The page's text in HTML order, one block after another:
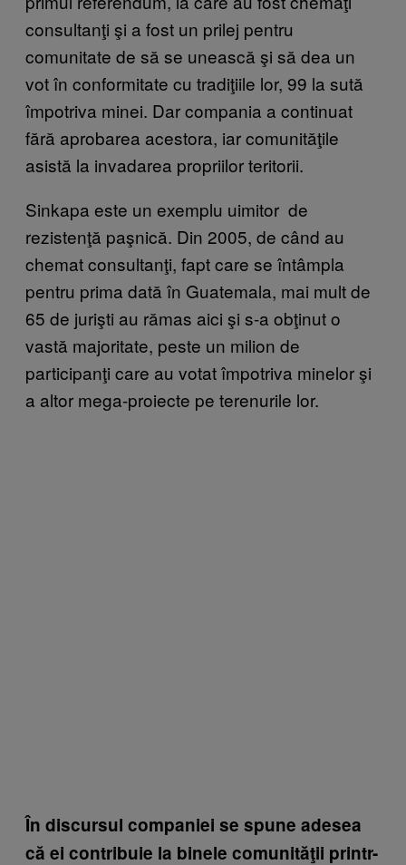
consultanţi şi a fost un prilej pentru
comunitate de să se unească şi să dea un
vot în conformitate cu tradiţiile lor, 99 la sută
împotriva minei. Dar compania a continuat
fără aprobarea acestora, iar comunităţile
asistă la invadarea propriilor teritorii.
Sinkapa este un exemplu uimitor de
rezistenţă paşnică. Din 2005, de când au
chemat consultanţi, fapt care se întâmpla
pentru prima dată în Guatemala, mai mult de
65 de jurişti au rămas aici şi s-a obţinut o
vastă majoritate, peste un milion de
participanţi care au votat împotriva minelor şi
a altor mega-proiecte pe terenurile lor.
În discursul companiei se spune adesea
că ei contribuie la binele comunităţii printr-